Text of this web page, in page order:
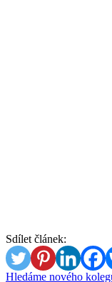
Sdílet článek:
Hledáme nového